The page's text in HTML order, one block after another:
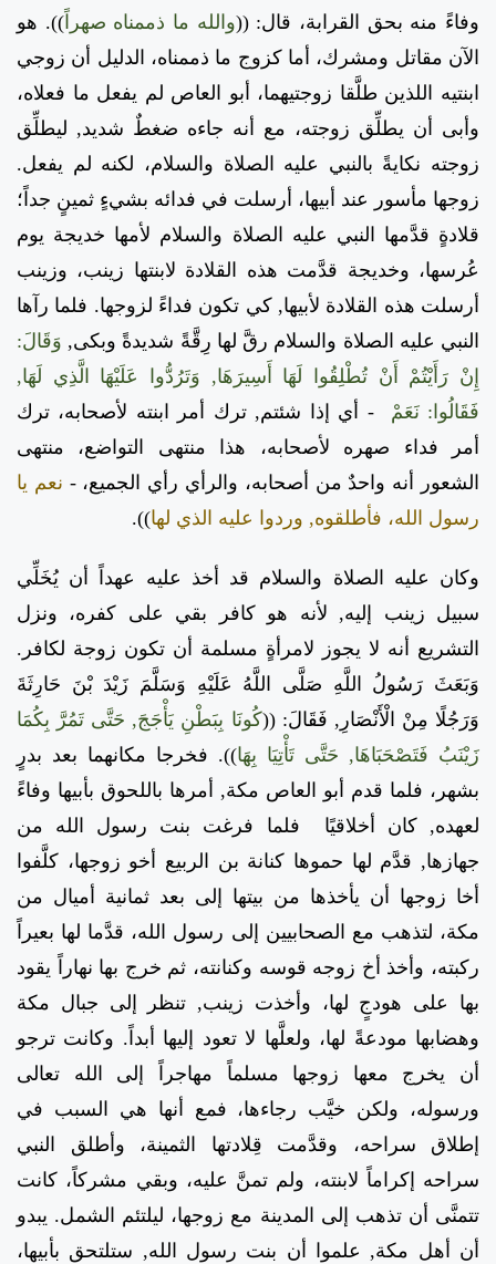
وفاءً منه بحق القرابة، قال:((والله ما ذممناه صهراً)). هو
الآن مقاتل ومشرك، أما كزوج ما ذممناه، الدليل أن زوجي
ابنتيه اللذين طلَّقا زوجتيهما، أبو العاص لم يفعل ما فعلاه،
وأبى أن يطلِّق زوجته، مع أنه جاءه ضغطٌ شديد, ليطلِّق
زوجته نكايةً بالنبي عليه الصلاة والسلام، لكنه لم يفعل.
زوجها مأسور عند أبيها، أرسلت في فدائه بشيءٍ ثمينٍ جداً؛
قلادةٍ قدَّمها النبي عليه الصلاة والسلام لأمها خديجة يوم
عُرسها، وخديجة قدَّمت هذه القلادة لابنتها زينب، وزينب
أرسلت هذه القلادة لأبيها, كي تكون فداءً لزوجها. فلما رآها
النبي عليه الصلاة والسلام رقَّ لها رِقَّةً شديدةً وبكى, وَقَالَ:
إِنْ رَأَيْتُمْ أَنْ تُطْلِقُوا لَهَا أَسِيرَهَا, وَتَرُدُّوا عَلَيْهَا الَّذِي لَهَا,
فَقَالُوا: نَعَمْ -
أي إذا شئتم, ترك أمر ابنته لأصحابه، ترك
أمر فداء صهره لأصحابه، هذا منتهى التواضع، منتهى
الشعور أنه واحدٌ من أصحابه، والرأي رأي الجميع، - نعم يا
رسول الله، فأطلقوه, وردوا عليه الذي لها)).
وكان عليه الصلاة والسلام قد أخذ عليه عهداً أن يُخَلِّي
سبيل زينب إليه, لأنه هو كافر بقي على كفره، ونزل
التشريع أنه لا يجوز لامرأةٍ مسلمة أن تكون زوجة لكافر.
وَبَعَثَ رَسُولُ اللَّهِ صَلَّى اللَّهُ عَلَيْهِ وَسَلَّمَ زَيْدَ بْنَ حَارِثَةَ
وَرَجُلًا مِنْ الْأَنْصَارِ, فَقَالَ:((كُونَا بِبَطْنِ يَأْجَجَ, حَتَّى تَمُرَّ بِكُمَا
زَيْنَبُ فَتَصْحَبَاهَا, حَتَّى تَأْتِيَا بِهَا)). فخرجا مكانهما بعد بدرٍ
بشهر، فلما قدم أبو العاص مكة, أمرها باللحوق بأبيها وفاءً
لعهده, كان أخلاقيًا فلما فرغت بنت رسول الله من
جهازها, قدَّم لها حموها كنانة بن الربيع أخو زوجها، كلَّفوا
أخا زوجها أن يأخذها من بيتها إلى بعد ثمانية أميال من
مكة، لتذهب مع الصحابيين إلى رسول الله، قدَّما لها بعيراً
ركبته، وأخذ أخ زوجه قوسه وكنانته، ثم خرج بها نهاراً يقود
بها على هودجٍ لها، وأخذت زينب, تنظر إلى جبال مكة
وهضابها مودعةً لها، ولعلَّها لا تعود إليها أبداً. وكانت ترجو
أن يخرج معها زوجها مسلماً مهاجراً إلى الله تعالى
ورسوله، ولكن خيَّب رجاءها، فمع أنها هي السبب في
إطلاق سراحه، وقدَّمت قِلادتها الثمينة، وأطلق النبي
سراحه إكراماً لابنته، ولم تمنَّ عليه، وبقي مشركاً، كانت
تتمنَّى أن تذهب إلى المدينة مع زوجها، ليلتئم الشمل. يبدو
أن أهل مكة, علموا أن بنت رسول الله, ستلتحق بأبيها،